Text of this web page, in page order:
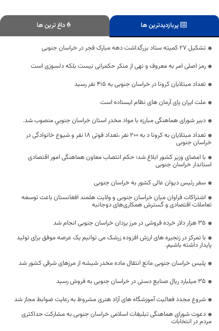
پربازدیدترین ها داغ ترین ها
تشکیل ۲۷ کمیته ستاد بزرگداشت دهه مبارک فجر در خراسان جنوبی
رمز اصلی امر به معروف و نهی از منکر حکمرانی نیست بلکه دلسوزی است
تعداد مبتلایان کرونا در خراسان جنوبی به ۴۱۵ نفر رسید
ملت ایران پای آرمان های نظام ایستاده است
دبیر شورای هماهنگی مبارزه با مواد مخدر استان‌ خراسان جنوبي منصوب شد.
تعداد مبتلایان به کرونا د به ۲۰۰ نفر ،تعداد فوتی 18 نفر و شیوع خانوادگی در
خراسان جنوبی
با امضای وزیر کشور ابلاغ شد؛ حکم انتصاب معاون هماهنگی امور اقتصادی
استاندار خراسان جنوبی
سفر رئیس دیوان عالی کشور به خراسان جنوبی
اشتراکات فراوان میان خراسان جنوبی و ولایت هلمند افغانستان باعث توسعه
تعاملات اقتصادی و گسترش همکاری‌های دوجانبه
۳۵ هزار دلار خرده ‎فروشی در مرز یزدان خراسان جنوبی انجام شد
با تمرکز در زنجیره های ارزش افزوده زرشک می توانیم یک عرصه موفق برای تولید
پایدار داشته باشیم.
پلیس خراسان جنوبی مانع انتقال ماده مخدر شیشه از مرزهای شرقی کشور شد
۳۵ میلیارد ریال صنایع دستی در خراسان جنوبی به فروش رسید
شروع مجدد فعالیت آموزشگاه های آزاد هنری مشروط به رعایت ضوابط مجاز شد
دعوت شورای هماهنگی تبلیغات اسلامی خراسان جنوبی به مشارکت حداکثری
مردم در انتخابات